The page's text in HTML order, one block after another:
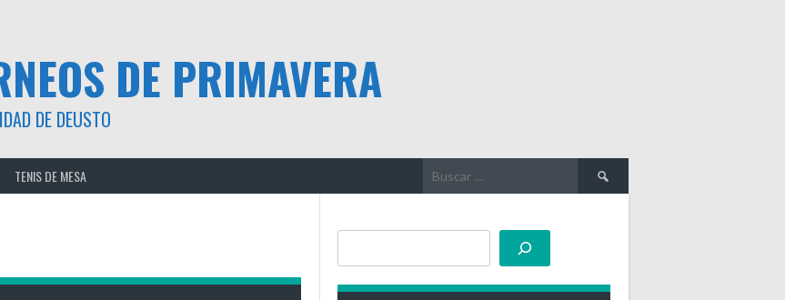
DE PRIMAVERA
DE DEUSTO
TENIS DE MESA Buscar: